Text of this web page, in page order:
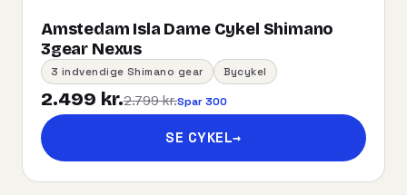
Amstedam Isla Dame Cykel Shimano
3gear Nexus
3 indvendige Shimano gear Bycykel
2.499 kr.2.799 kr.Spar 300
SE CYKEL→